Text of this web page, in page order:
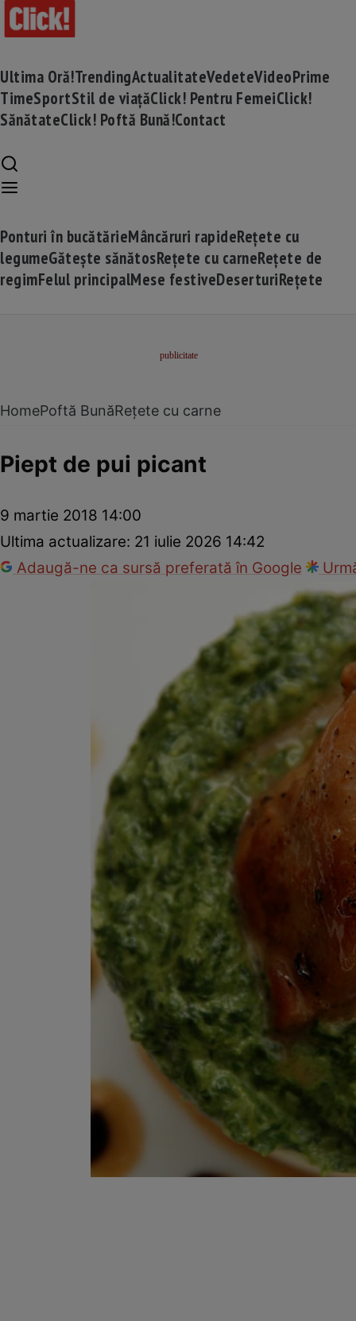
Ultima Oră!TrendingActualitateVedeteVideoPrime
TimeSportStil de viațăClick! Pentru FemeiClick!
SănătateClick! Poftă Bună!Contact
Ponturi în bucătărieMâncăruri rapideRețete cu
legumeGătește sănătosRețete cu carneRețete de
regimFelul principalMese festiveDeserturiRețete
HomePoftă BunăRețete cu carne
Piept de pui picant
9 martie 2018 14:00
Ultima actualizare: 21 iulie 2026 14:42
Adaugă-ne ca sursă preferată în Google